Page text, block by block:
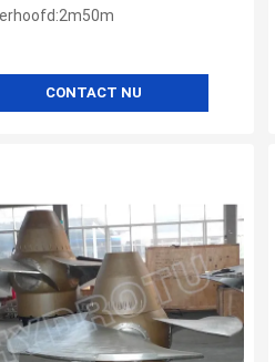
CONTACT NU